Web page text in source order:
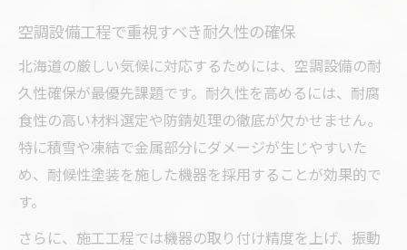
空調設備工程で重視すべき耐久性の確保
北海道の厳しい気候に対応するためには、空調設備の耐
久性確保が最優先課題です。耐久性を高めるには、耐腐
食性の高い材料選定や防錆処理の徹底が欠かせません。
特に積雪や凍結で金属部分にダメージが生じやすいた
め、耐候性塗装を施した機器を採用することが効果的で
す。
さらに、施工工程では機器の取り付け精度を上げ、振動